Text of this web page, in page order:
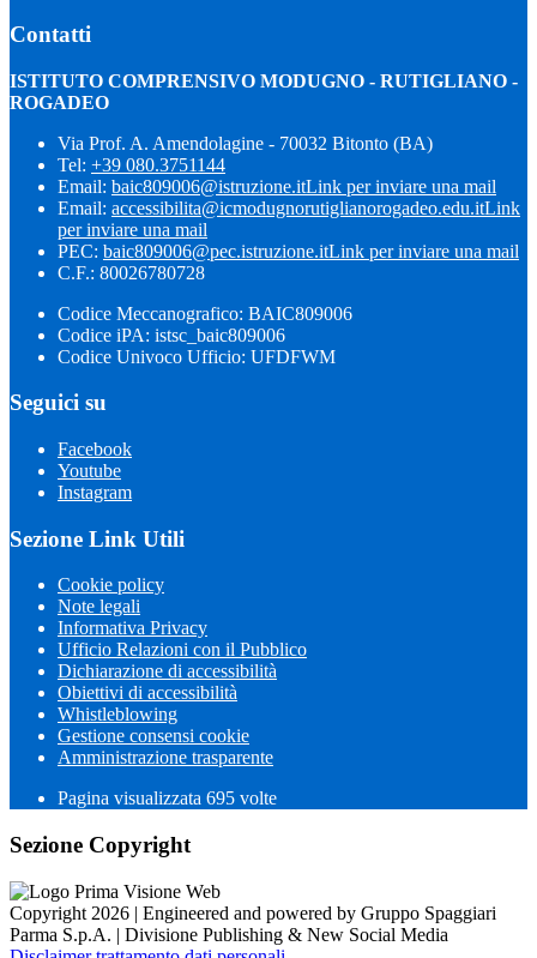
Contatti
ISTITUTO COMPRENSIVO MODUGNO - RUTIGLIANO -
ROGADEO
Via Prof. A. Amendolagine - 70032 Bitonto (BA)
Tel: +39 080.3751144
Email: baic809006@istruzione.itLink per inviare una mail
Email: accessibilita@icmodugnorutiglianorogadeo.edu.itLink
per inviare una mail
PEC: baic809006@pec.istruzione.itLink per inviare una mail
C.F.: 80026780728
Codice Meccanografico: BAIC809006
Codice iPA: istsc_baic809006
Codice Univoco Ufficio: UFDFWM
Seguici su
Facebook
Youtube
Instagram
Sezione Link Utili
Cookie policy
Note legali
Informativa Privacy
Ufficio Relazioni con il Pubblico
Dichiarazione di accessibilità
Obiettivi di accessibilità
Whistleblowing
Gestione consensi cookie
Amministrazione trasparente
Pagina visualizzata 695 volte
Sezione Copyright
Copyright 2026 | Engineered and powered by Gruppo Spaggiari
Parma S.p.A. | Divisione Publishing & New Social Media